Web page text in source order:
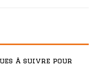
à suivre pour